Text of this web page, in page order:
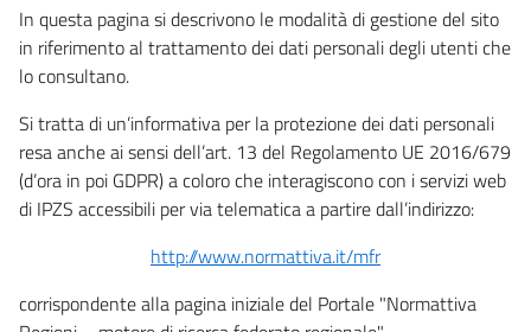
In questa pagina si descrivono le modalità di gestione del sito
in riferimento al trattamento dei dati personali degli utenti che
lo consultano.
Si tratta di un’informativa per la protezione dei dati personali
resa anche ai sensi dell’art. 13 del Regolamento UE 2016/679
(d’ora in poi GDPR) a coloro che interagiscono con i servizi web
di IPZS accessibili per via telematica a partire dall’indirizzo:
http://www.normattiva.it/mfr
corrispondente alla pagina iniziale del Portale "Normattiva